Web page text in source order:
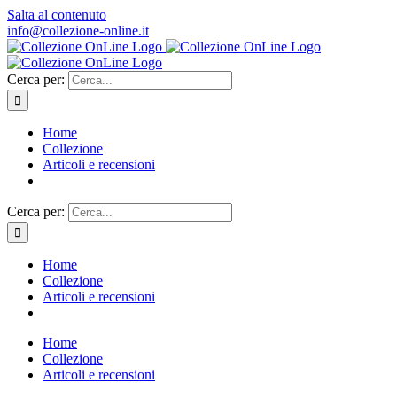
Salta al contenuto
info@collezione-online.it
Cerca per:
Home
Collezione
Articoli e recensioni
Cerca per:
Home
Collezione
Articoli e recensioni
Home
Collezione
Articoli e recensioni